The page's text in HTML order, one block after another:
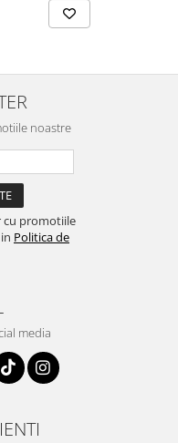
noastre
cu promotiile
Politica de
media